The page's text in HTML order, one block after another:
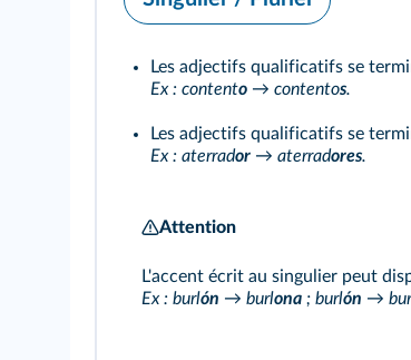
Les adjectifs qualificatifs se
Ex : contento → contentos.
Les adjectifs qualificatifs se
Ex : aterrador → aterradores.
Attention
L'accent écrit au singulier peut
Ex : burlón → burlona ; burlón →